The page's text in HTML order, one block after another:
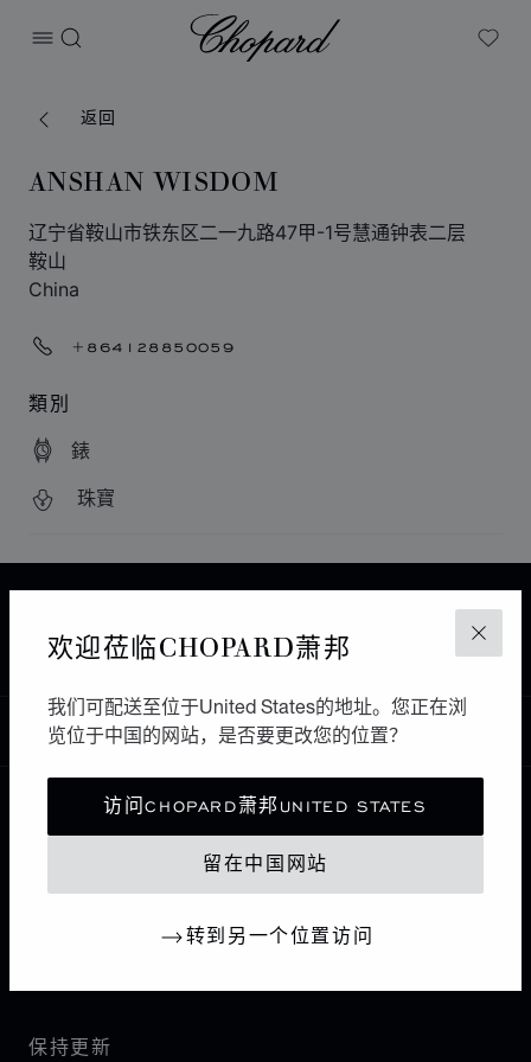
关闭
欢迎莅临CHOPARD萧邦
我们可配送至位于United States的地址。您正在浏
览位于中国的网站，是否要更改您的位置？
访问CHOPARD萧邦UNITED STATES
留在中国网站
转到另一个位置访问
打开菜单
搜索
Chopard
My
返回
ANSHAN WISDOM
辽宁省鞍山市铁东区二一九路47甲-1号慧通钟表二层
鞍山
China
+864128850059
類別
錶
珠寶
中国大陆 鞍山 ANSHAN WISDOM
中国
本地化（更改国家/地区）
更改国家/地区
联系我们
保持更新